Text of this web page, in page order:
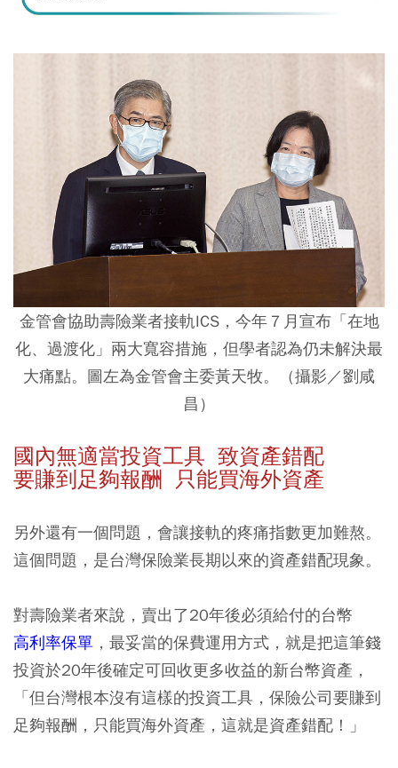
金管會協助壽險業者接軌ICS，今年７月宣布「在地
化、過渡化」兩大寬容措施，但學者認為仍未解決最
大痛點。圖左為金管會主委黃天牧。（攝影／劉咸
昌）
國內無適當投資工具 致資產錯配
要賺到足夠報酬 只能買海外資產
另外還有一個問題，會讓接軌的疼痛指數更加難熬。
這個問題，是台灣保險業長期以來的資產錯配現象。
對壽險業者來說，賣出了20年後必須給付的台幣
高利率保單 ，最妥當的保費運用方式，就是把這筆錢
投資於20年後確定可回收更多收益的新台幣資產，
「但台灣根本沒有這樣的投資工具，保險公司要賺到
足夠報酬，只能買海外資產，這就是資產錯配！」